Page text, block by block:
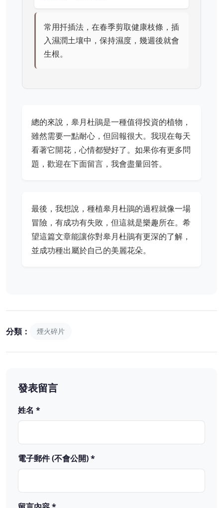
常用扦插法，在春季剪取健康枝條，插
入濕潤土壤中，保持濕度，幾週後就會
生根。
總的來說，皋月杜鵑是一種值得投資的植物，
雖然需要一點耐心，但回報很大。我現在每天
看著它開花，心情都變好了。如果你有更多問
題，歡迎在下面留言，我會盡量回答。
最後，我想說，種植皋月杜鵑的過程就像一場
冒險，有成功有失敗，但這就是樂趣所在。希
望這篇文章能讓你對皋月杜鵑有更深的了解，
並成功種出屬於自己的美麗花朵。
分類： 煙火碎片
發表留言
姓名 *
電子郵件 (不會公開) *